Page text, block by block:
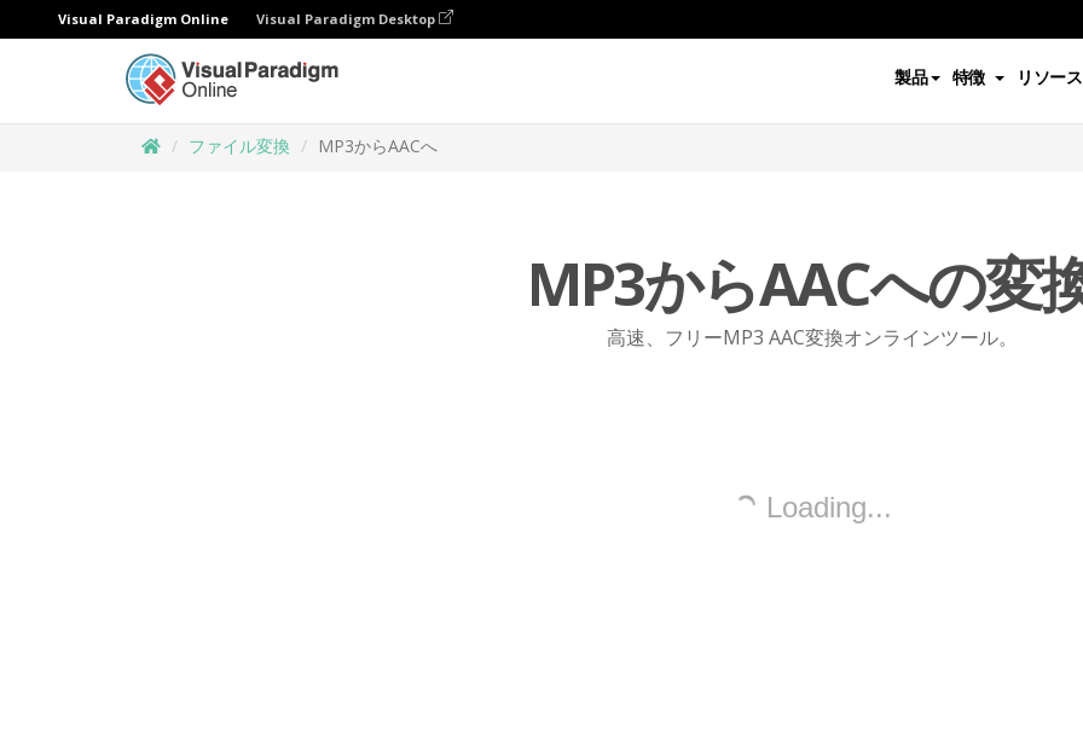
Visual Paradigm Online Visual Paradigm Desktop
製品 特徴 リソース
ファイル変換 MP3からAACへ
MP3からAACへの変
高速、フリーMP3 AAC変換オンラインツール。